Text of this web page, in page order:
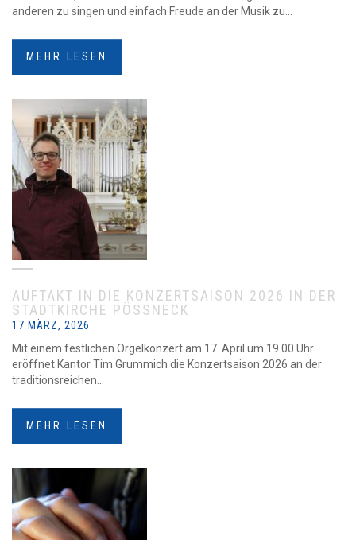
anderen zu singen und einfach Freude an der Musik zu...
MEHR LESEN
AUFTAKT IN DIE KONZERTSAISON 2026 IN DER
STADTKIRCHE PÖSSNECK
17 MÄRZ, 2026
Mit einem festlichen Orgelkonzert am 17. April um 19.00 Uhr
eröffnet Kantor Tim Grummich die Konzertsaison 2026 an der
traditionsreichen...
MEHR LESEN